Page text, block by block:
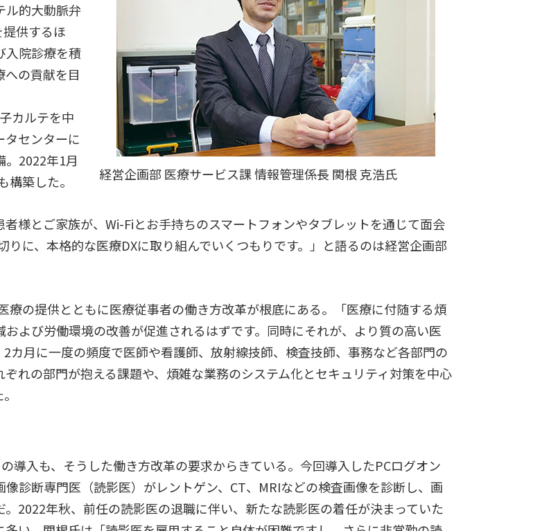
ル的大動脈弁
供するほ
入院診療を積
の貢献を目
カルテを中
センターに
。2022年1月
築した。
経営企画部 医療サービス課 情報管理係長 関根 克浩氏
者様とご家族が、Wi-Fiとお手持ちのスマートフォンやタブレットを通じて面会
に、本格的な医療DXに取り組んでいくつもりです。」と語るのは経営企画部
療の提供とともに医療従事者の働き方改革が根底にある。「医療に付随する煩
よび労働環境の改善が促進されるはずです。同時にそれが、より質の高い医
カ月に一度の頻度で医師や看護師、放射線技師、検査技師、事務など各部門の
れの部門が抱える課題や、煩雑な業務のシステム化とセキュリティ対策を中心
導入も、そうした働き方改革の要求からきている。今回導入したPCログオン
診断専門医（読影医）がレントゲン、CT、MRIなどの検査画像を診断し、画
2022年秋、前任の読影医の退職に伴い、新たな読影医の着任が決まっていた